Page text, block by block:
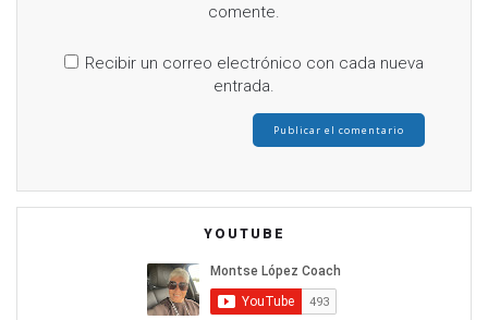
comente.
Recibir un correo electrónico con cada nueva
entrada.
YOUTUBE